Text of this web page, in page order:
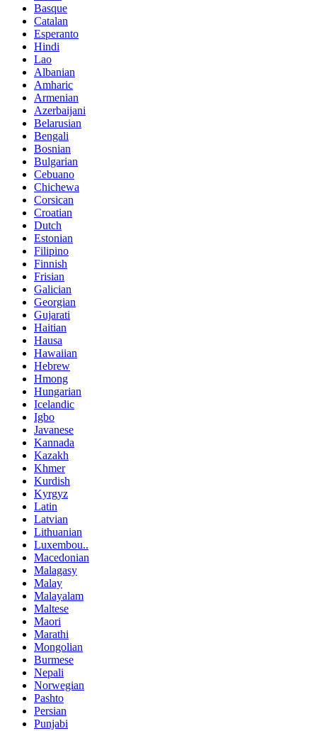
Basque
Catalan
Esperanto
Hindi
Lao
Albanian
Amharic
Armenian
Azerbaijani
Belarusian
Bengali
Bosnian
Bulgarian
Cebuano
Chichewa
Corsican
Croatian
Dutch
Estonian
Filipino
Finnish
Frisian
Galician
Georgian
Gujarati
Haitian
Hausa
Hawaiian
Hebrew
Hmong
Hungarian
Icelandic
Igbo
Javanese
Kannada
Kazakh
Khmer
Kurdish
Kyrgyz
Latin
Latvian
Lithuanian
Luxembou..
Macedonian
Malagasy
Malay
Malayalam
Maltese
Maori
Marathi
Mongolian
Burmese
Nepali
Norwegian
Pashto
Persian
Punjabi